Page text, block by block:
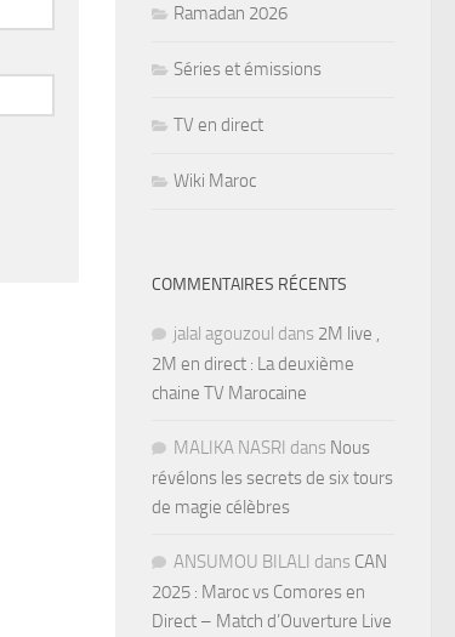
Ramadan 2026
Séries et émissions
TV en direct
Wiki Maroc
COMMENTAIRES RÉCENTS
jalal agouzoul dans 2M live ,
2M en direct : La deuxième
chaine TV Marocaine
MALIKA NASRI dans Nous
révélons les secrets de six tours
de magie célèbres
ANSUMOU BILALI dans CAN
2025 : Maroc vs Comores en
Direct – Match d’Ouverture Live